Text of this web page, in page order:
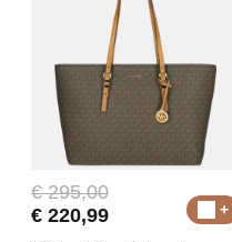
€ 295,00
€ 220,99